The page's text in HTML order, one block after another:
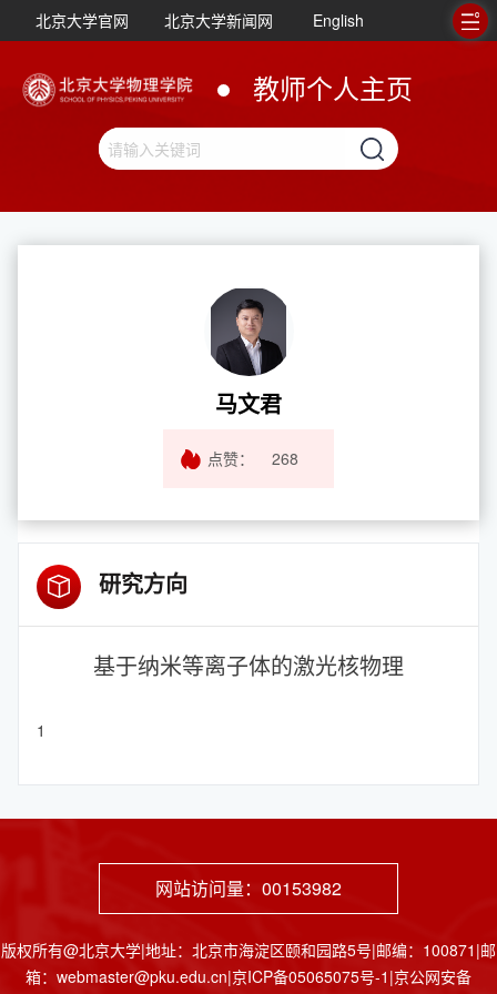
北京大学官网 北京大学新闻网 English
教师个人主页
马文君
点赞： 268
研究方向
基于纳米等离子体的激光核物理
1
网站访问量： 00153982
版权所有@北京大学|地址：北京市海淀区颐和园路5号|邮编：100871|邮
箱：webmaster@pku.edu.cn|京ICP备05065075号-1|京公网安备